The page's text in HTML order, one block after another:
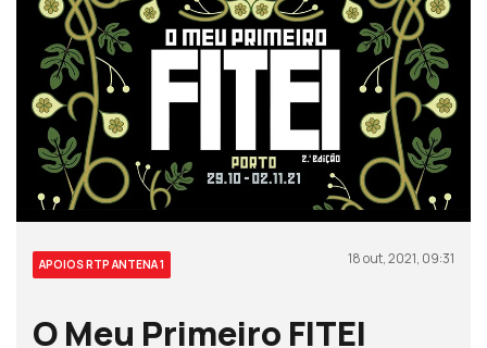
APOIOS RTP ANTENA 1 18 out, 2021, 09:31
O Meu Primeiro FITEI